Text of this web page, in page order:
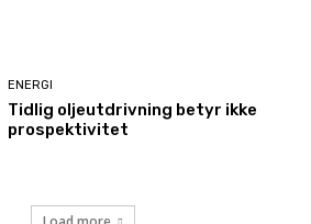
ENERGI
Tidlig oljeutdrivning betyr ikke
prospektivitet